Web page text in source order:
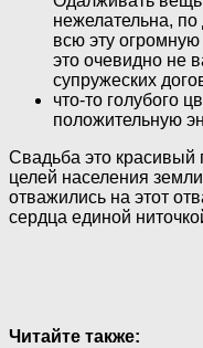
нежелательна,
всю эту
это очевидно не
супружеских
что-то голубого
положительную
Свадьба это красивый
целей населения
отважились на этот
сердца единой
Читайте также: